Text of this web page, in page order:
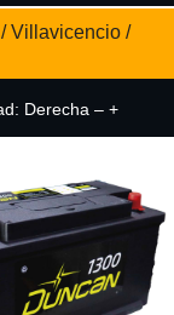
Villavicencio /
Derecha – +